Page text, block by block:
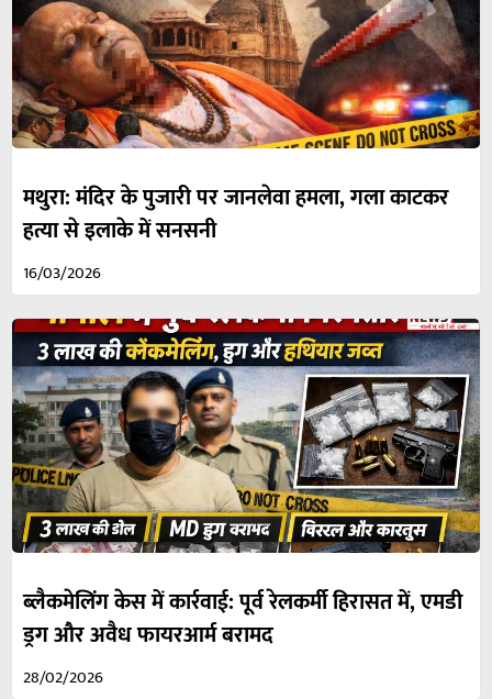
मथुरा: मंदिर के पुजारी पर जानलेवा हमला, गला काटकर
हत्या से इलाके में सनसनी
16/03/2026
ब्लैकमेलिंग केस में कार्रवाई: पूर्व रेलकर्मी हिरासत में, एमडी
ड्रग और अवैध फायरआर्म बरामद
28/02/2026